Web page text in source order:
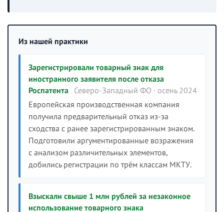
Из нашей практики
Зарегистрировали товарный знак для
иностранного заявителя после отказа
Роспатента Северо-Западный ФО · осень 2024
Европейская производственная компания
получила предварительный отказ из-за
сходства с ранее зарегистрированным знаком.
Подготовили аргументированные возражения
с анализом различительных элементов,
добились регистрации по трём классам МКТУ.
Взыскали свыше 1 млн рублей за незаконное
использование товарного знака